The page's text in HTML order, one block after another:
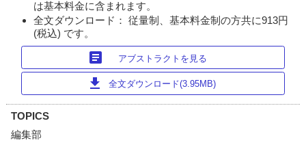
は基本料金に含まれます。
全文ダウンロード： 従量制、基本料金制の方共に913円
(税込) です。
article アブストラクトを見る
download 全文ダウンロード(3.95MB)
TOPICS
編集部